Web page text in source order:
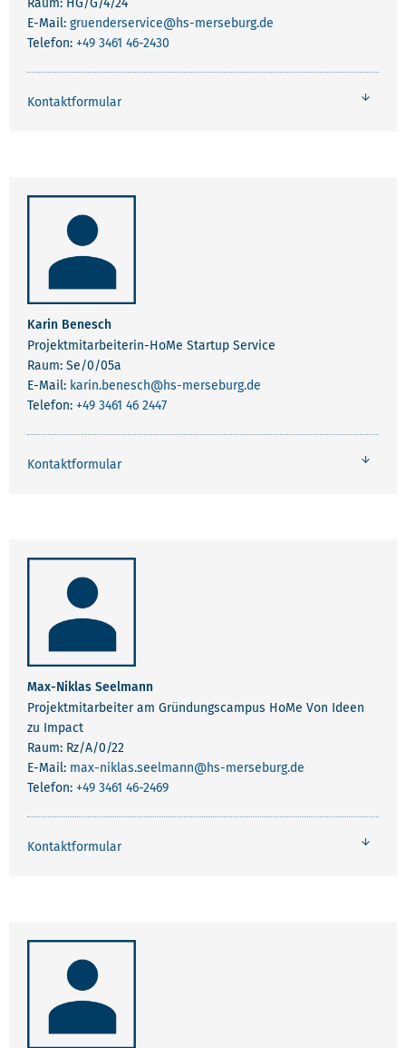
E-Mail: gruenderservice@hs-merseburg.de
Telefon: +49 3461 46-2430
Kontaktformular
Karin Benesch
Projektmitarbeiterin-HoMe Startup Service
Raum: Se/0/05a
E-Mail: karin.benesch@hs-merseburg.de
Telefon: +49 3461 46 2447
Kontaktformular
DAS TEAM DES GRÜNDUNGSCAMPUS HOME
Max-Niklas Seelmann
Projektmitarbeiter am Gründungscampus HoMe Von Ideen
zu Impact
Raum: Rz/A/0/22
E-Mail: max-niklas.seelmann@hs-merseburg.de
Telefon: +49 3461 46-2469
Kontaktformular